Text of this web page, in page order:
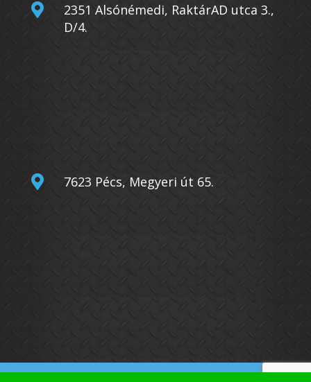

2351 Alsónémedi, RaktárAD utca 3.,
D/4.
 7623 Pécs, Megyeri út 65.